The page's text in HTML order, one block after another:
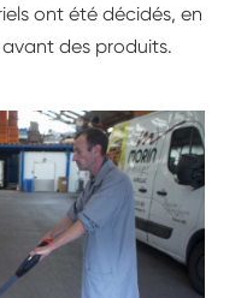
ont été décidés, en
des produits.